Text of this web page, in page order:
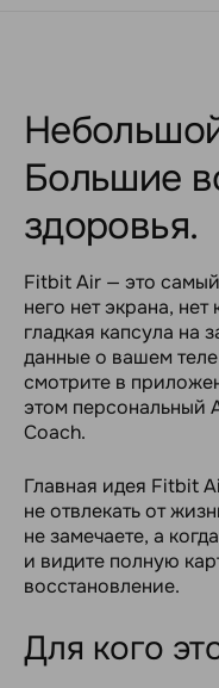
Большие
здоровья.
Fitbit Air — это
него нет экрана,
гладкая капсула на
данные о вашем
смотрите в
этом персональный
Coach.
Главная идея Fitbit
не отвлекать от
не замечаете, а
и видите полную
восстановление.
Для кого